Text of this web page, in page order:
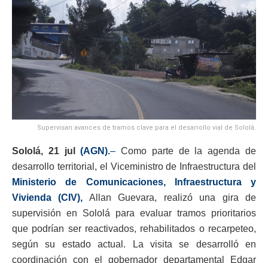
Supervisan avances de tramos clave para el desarrollo vial de Sololá.
Sololá, 21 jul (AGN).– Como parte de la agenda de
desarrollo territorial, el Viceministro de Infraestructura del
Ministerio de Comunicaciones, Infraestructura y
Vivienda (CIV), Allan Guevara, realizó una gira de
supervisión en Sololá para evaluar tramos prioritarios
que podrían ser reactivados, rehabilitados o recarpeteo,
según su estado actual. La visita se desarrolló en
coordinación con el gobernador departamental Edgar